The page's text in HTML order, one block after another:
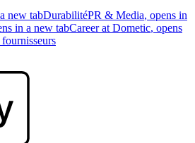
new tabDurabilitéPR & Media, opens in
in a new tabCareer at Dometic, opens